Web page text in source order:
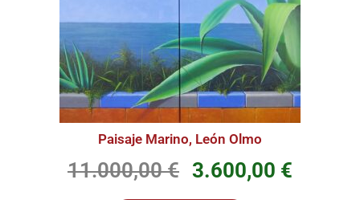
Paisaje Marino, León Olmo
11.000,00€ 3.600,00 €